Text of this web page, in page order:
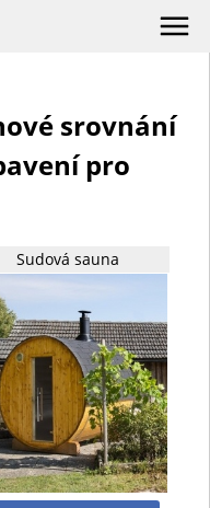
srovnání
pro
Sudová sauna